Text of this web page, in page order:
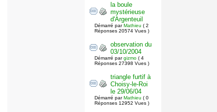
la boule
mystérieuse
d'Argenteuil
Démarré parMathieu ( 2
Réponses 20574 Vues )
observation du
03/10/2004
Démarré pargizmo ( 4
Réponses 27398 Vues )
triangle furtif à
Choisy-le-Roi
le 29/06/04
Démarré parMathieu ( 0
Réponses 12952 Vues )